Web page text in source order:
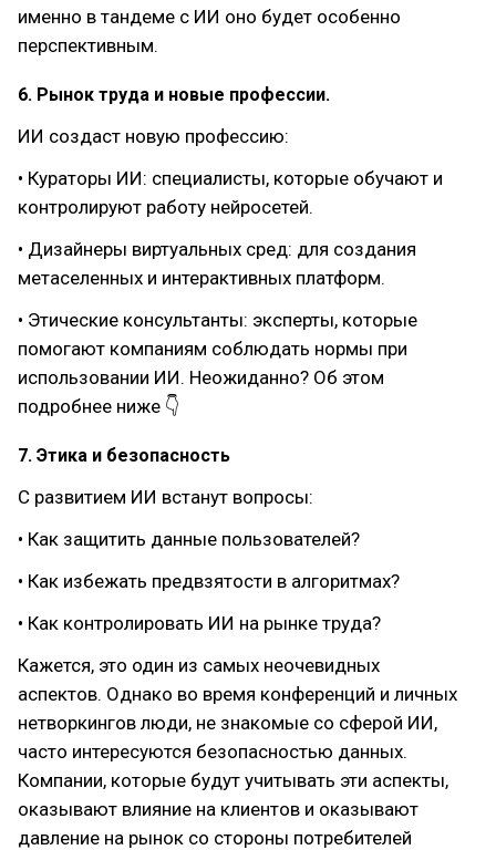
именно в тандеме с ИИ оно будет особенно
перспективным.
6. Рынок труда и новые профессии.
ИИ создаст новую профессию:
• Кураторы ИИ: специалисты, которые обучают и
контролируют работу нейросетей.
• Дизайнеры виртуальных сред: для создания
метаселенных и интерактивных платформ.
• Этические консультанты: эксперты, которые
помогают компаниям соблюдать нормы при
использовании ИИ. Неожиданно? Об этом
подробнее ниже 👇
7. Этика и безопасность
С развитием ИИ встанут вопросы:
• Как защитить данные пользователей?
• Как избежать предвзятости в алгоритмах?
• Как контролировать ИИ на рынке труда?
Кажется, это один из самых неочевидных
аспектов. Однако во время конференций и личных
нетворкингов люди, не знакомые со сферой ИИ,
часто интересуются безопасностью данных.
Компании, которые будут учитывать эти аспекты,
оказывают влияние на клиентов и оказывают
давление на рынок со стороны потребителей